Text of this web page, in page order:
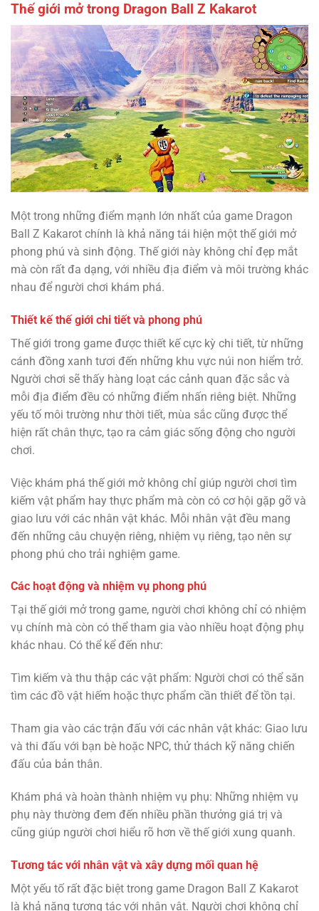
Thế giới mở trong Dragon Ball Z Kakarot
Một trong những điểm mạnh lớn nhất của game Dragon
Ball Z Kakarot chính là khả năng tái hiện một thế giới mở
phong phú và sinh động. Thế giới này không chỉ đẹp mắt
mà còn rất đa dạng, với nhiều địa điểm và môi trường khác
nhau để người chơi khám phá.
Thiết kế thế giới chi tiết và phong phú
Thế giới trong game được thiết kế cực kỳ chi tiết, từ những
cánh đồng xanh tươi đến những khu vực núi non hiểm trở.
Người chơi sẽ thấy hàng loạt các cảnh quan đặc sắc và
mỗi địa điểm đều có những điểm nhấn riêng biệt. Những
yếu tố môi trường như thời tiết, mùa sắc cũng được thể
hiện rất chân thực, tạo ra cảm giác sống động cho người
chơi.
Việc khám phá thế giới mở không chỉ giúp người chơi tìm
kiếm vật phẩm hay thực phẩm mà còn có cơ hội gặp gỡ và
giao lưu với các nhân vật khác. Mỗi nhân vật đều mang
đến những câu chuyện riêng, nhiệm vụ riêng, tạo nên sự
phong phú cho trải nghiệm game.
Các hoạt động và nhiệm vụ phong phú
Tại thế giới mở trong game, người chơi không chỉ có nhiệm
vụ chính mà còn có thể tham gia vào nhiều hoạt động phụ
khác nhau. Có thể kể đến như:
Tìm kiếm và thu thập các vật phẩm: Người chơi có thể săn
tìm các đồ vật hiếm hoặc thực phẩm cần thiết để tồn tại.
Tham gia vào các trận đấu với các nhân vật khác: Giao lưu
và thi đấu với bạn bè hoặc NPC, thử thách kỹ năng chiến
đấu của bản thân.
Khám phá và hoàn thành nhiệm vụ phụ: Những nhiệm vụ
phụ này thường đem đến nhiều phần thưởng giá trị và
cũng giúp người chơi hiểu rõ hơn về thế giới xung quanh.
Tương tác với nhân vật và xây dựng mối quan hệ
Một yếu tố rất đặc biệt trong game Dragon Ball Z Kakarot
là khả năng tương tác với nhân vật. Người chơi không chỉ